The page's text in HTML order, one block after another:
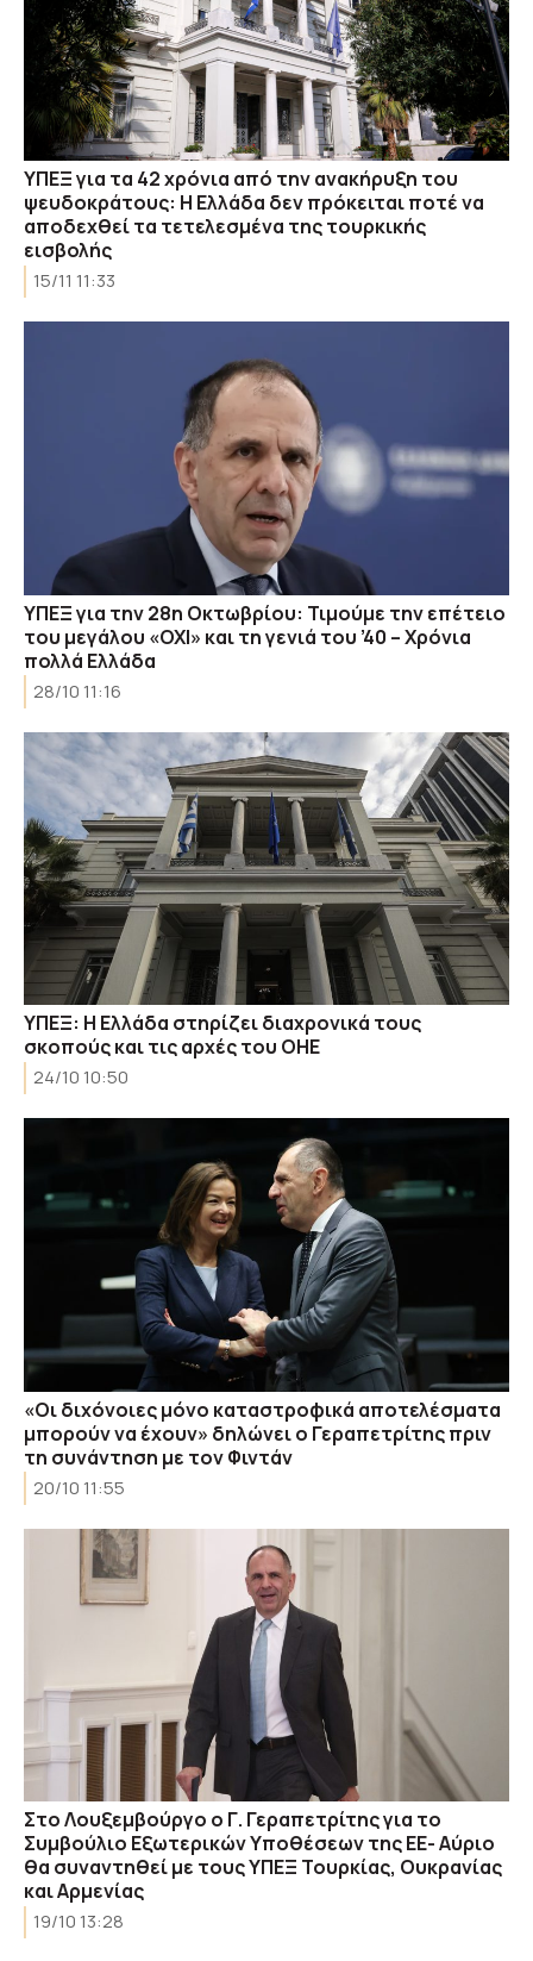
ΥΠΕΞ για τα 42 χρόνια από την ανακήρυξη του
ψευδοκράτους: Η Ελλάδα δεν πρόκειται ποτέ να
αποδεχθεί τα τετελεσμένα της τουρκικής
εισβολής
15/11 11:33
ΥΠΕΞ για την 28η Οκτωβρίου: Τιμούμε την επέτειο
του μεγάλου «ΟΧΙ» και τη γενιά του ’40 – Χρόνια
πολλά Ελλάδα
28/10 11:16
ΥΠΕΞ: Η Ελλάδα στηρίζει διαχρονικά τους
σκοπούς και τις αρχές του ΟΗΕ
24/10 10:50
«Οι διχόνοιες μόνο καταστροφικά αποτελέσματα
μπορούν να έχουν» δηλώνει ο Γεραπετρίτης πριν
τη συνάντηση με τον Φιντάν
20/10 11:55
Στο Λουξεμβούργο ο Γ. Γεραπετρίτης για το
Συμβούλιο Εξωτερικών Υποθέσεων της ΕΕ- Αύριο
θα συναντηθεί με τους ΥΠΕΞ Τουρκίας, Ουκρανίας
και Αρμενίας
19/10 13:28